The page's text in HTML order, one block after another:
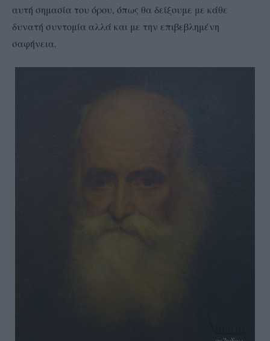
αυτή σημασία του όρου, όπως θα δείξουμε με κάθε
δυνατή συντομία αλλά και με την επιβεβλημένη
σαφήνεια.